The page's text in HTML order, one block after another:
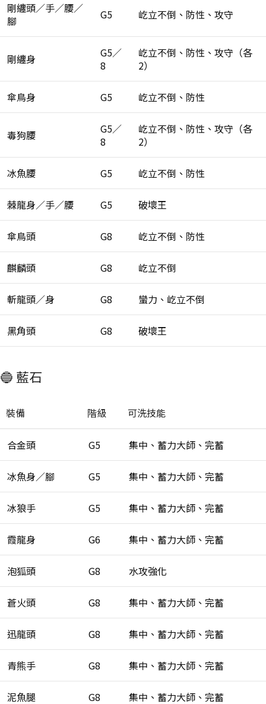
剛纏頭／手／腰／
腳
G5 屹立不倒、防性、攻守
剛纏身
G5／
8
屹立不倒、防性、攻守（各
2）
傘鳥身 G5 屹立不倒、防性
毒狗腰
G5／
8
屹立不倒、防性、攻守（各
2）
冰魚腰 G5 屹立不倒、防性
棘龍身／手／腰 G5 破壞王
傘鳥頭 G8 屹立不倒、防性
麒麟頭 G8 屹立不倒
斬龍頭／身 G8 蠻力、屹立不倒
黑角頭 G8 破壞王
🔵 藍石
裝備 階級 可洗技能
合金頭 G5 集中、蓄力大師、完蓄
冰魚身／腳 G5 集中、蓄力大師、完蓄
冰狼手 G5 集中、蓄力大師、完蓄
霞龍身 G6 集中、蓄力大師、完蓄
泡狐頭 G8 水攻強化
蒼火頭 G8 集中、蓄力大師、完蓄
迅龍頭 G8 集中、蓄力大師、完蓄
青熊手 G8 集中、蓄力大師、完蓄
泥魚腿 G8 集中、蓄力大師、完蓄